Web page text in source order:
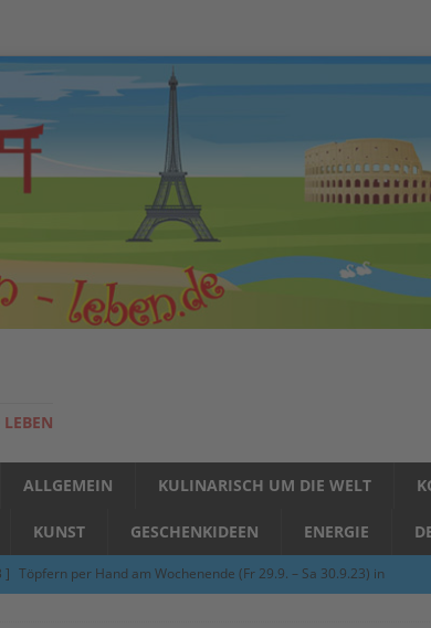
ALLGEMEIN KULINARISCH UM DIE WELT
KUNST GESCHENKIDEEN ENERGIE
] Töpfern per Hand am Wochenende (Fr 29.9. – Sa 30.9.23) in